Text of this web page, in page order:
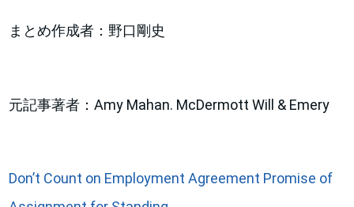
まとめ作成者：野口剛史
元記事著者：Amy Mahan. McDermott Will & Emery
Don’t Count on Employment Agreement Promise of